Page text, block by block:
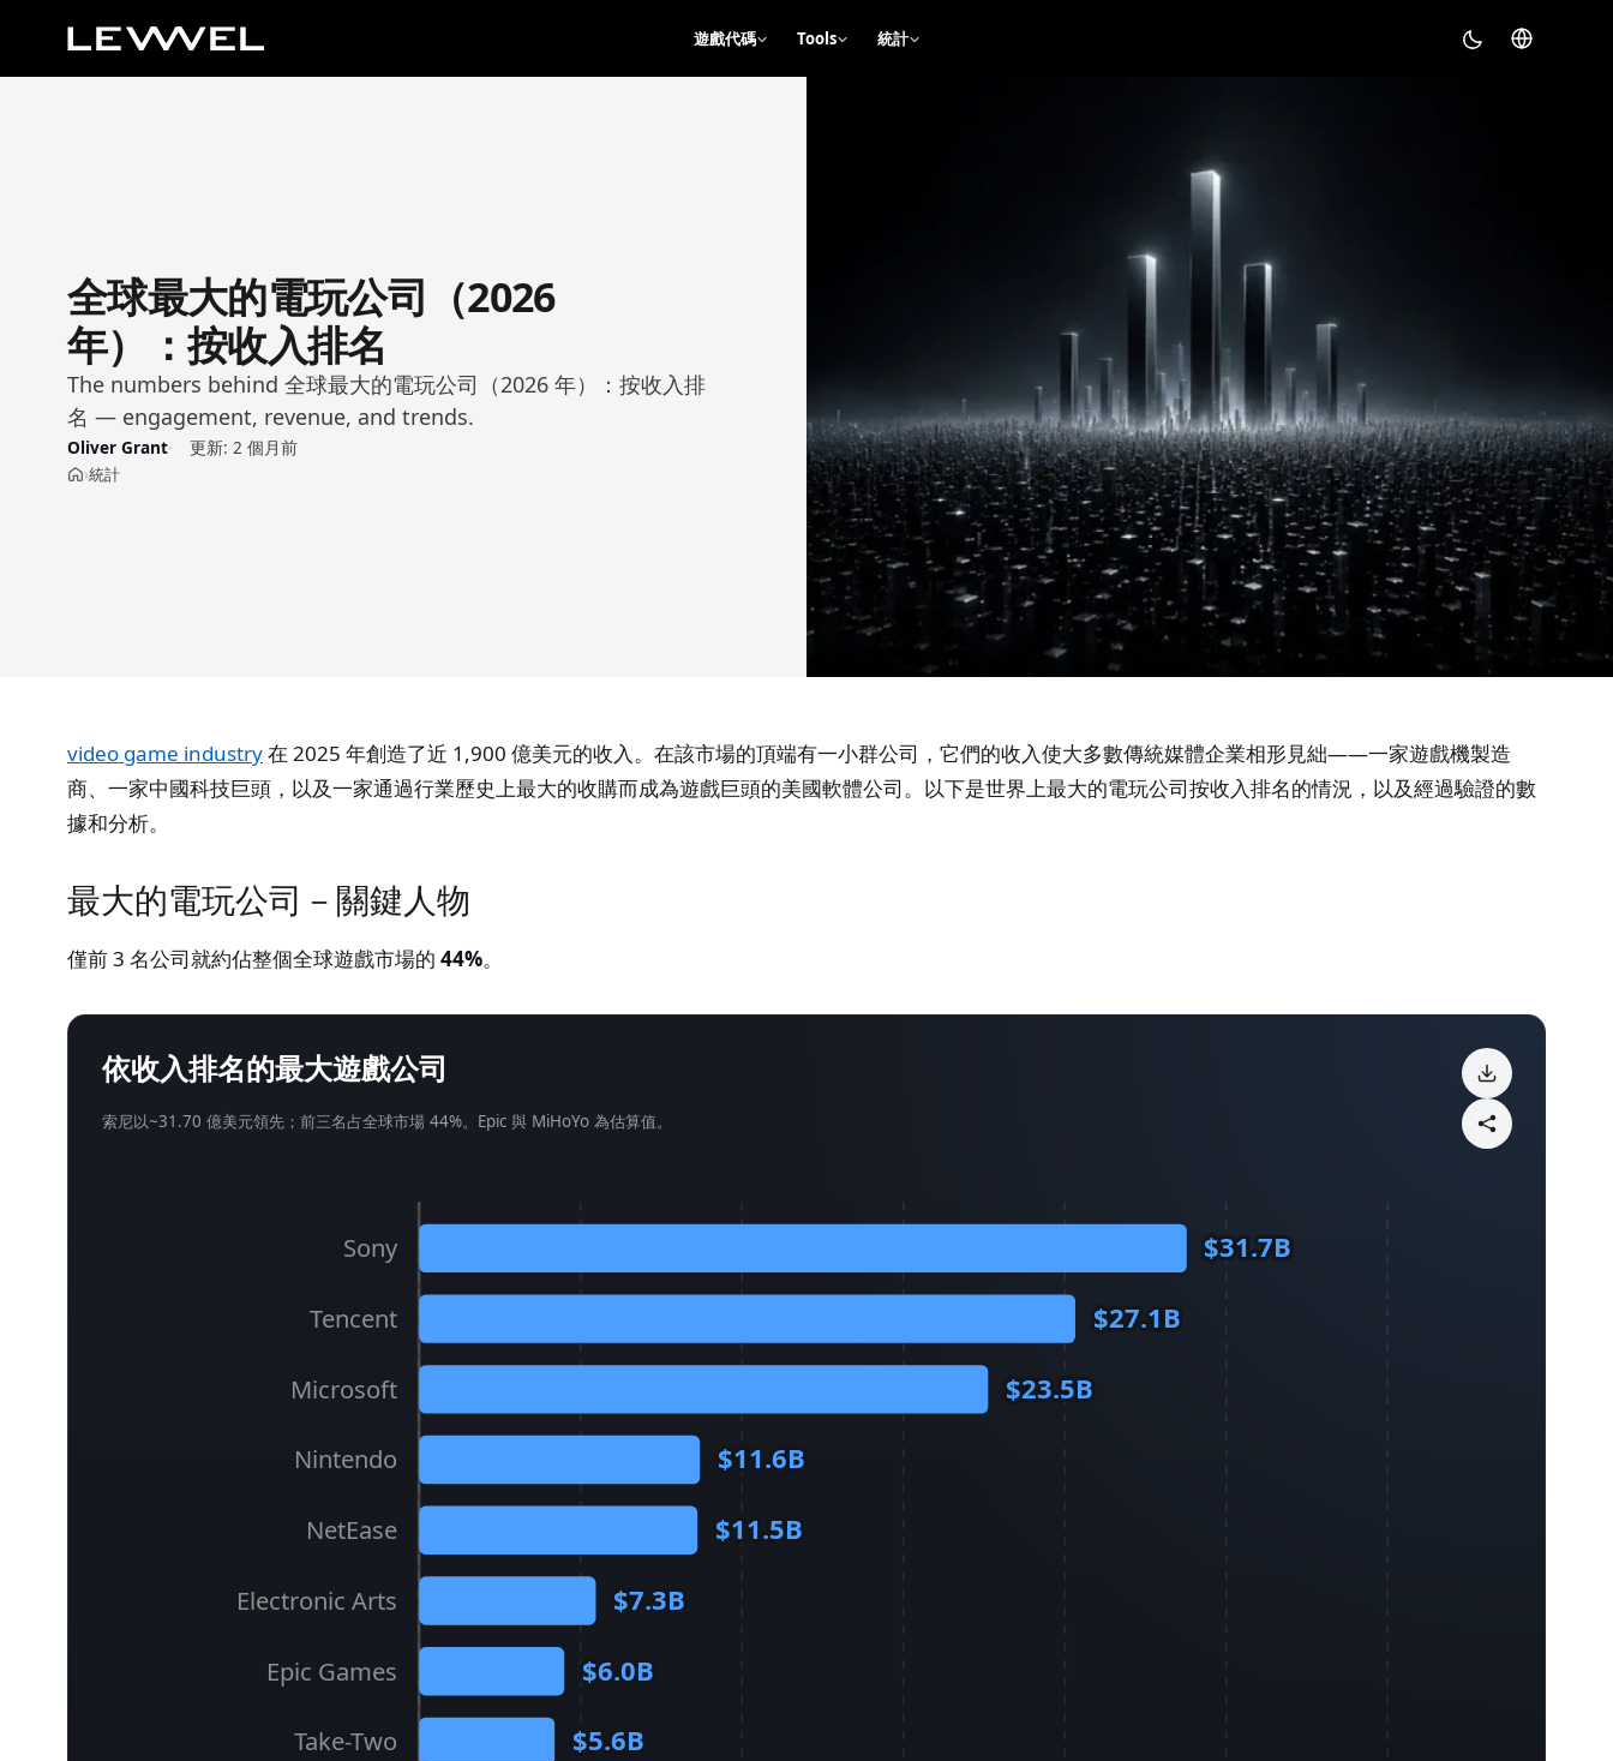
遊戲代碼 Tools 統計
全球最大的電玩公司（2026
年）：按收入排名
The numbers behind 全球最大的電玩公司（2026 年）：按收入排
名 — engagement, revenue, and trends.
Oliver Grant 更新: 2 個月前
首頁
›統計
video game industry在 2025 年創造了近 1,900 億美元的收入。在該市場的頂端有一小群公司，它們的收入使大多數傳統媒體企業相形見絀——一家遊戲機製造
商、一家中國科技巨頭，以及一家通過行業歷史上最大的收購而成為遊戲巨頭的美國軟體公司。以下是世界上最大的電玩公司按收入排名的情況，以及經過驗證的數
據和分析。
最大的電玩公司－關鍵人物
僅前 3 名公司就約佔整個全球遊戲市場的 44%。
依收入排名的最大遊戲公司
索尼以~31.70 億美元領先；前三名占全球市場 44%。Epic 與 MiHoYo 為估算值。
Sony $31.7B
Tencent $27.1B
Microsoft $23.5B
Nintendo $11.6B
NetEase $11.5B
Electronic Arts $7.3B
Epic Games $6.0B
Take-Two $5.6B